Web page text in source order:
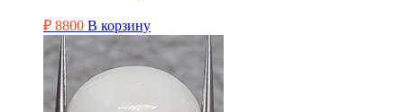
₽ 8800 В корзину